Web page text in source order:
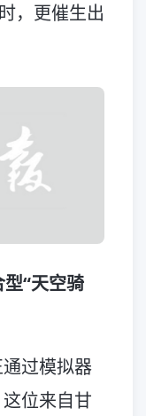
，更催生出
型“天空骑
过模拟器
位来自甘